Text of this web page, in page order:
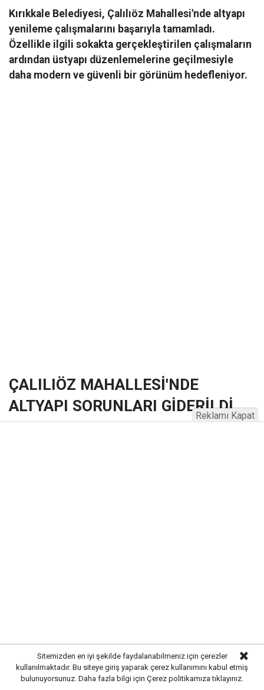
Kırıkkale Belediyesi, Çalılıöz Mahallesi'nde altyapı
yenileme çalışmalarını başarıyla tamamladı.
Özellikle ilgili sokakta gerçekleştirilen çalışmaların
ardından üstyapı düzenlemelerine geçilmesiyle
daha modern ve güvenli bir görünüm hedefleniyor.
ÇALILIÖZ MAHALLESİ'NDE
ALTYAPI SORUNLARI GİDERİLDİ
MODERN VE GÜÇLÜ ALTYAPI
Sitemizden en iyi şekilde faydalanabilmeniz için çerezler
kullanılmaktadır. Bu siteye giriş yaparak çerez kullanımını kabul etmiş
bulunuyorsunuz. Daha fazla bilgi için Çerez politikamıza tıklayınız.
Reklamı Kapat